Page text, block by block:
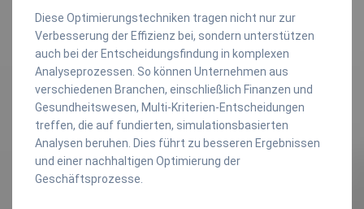
Diese Optimierungstechniken tragen nicht nur zur
Verbesserung der Effizienz bei, sondern unterstützen
auch bei der Entscheidungsfindung in komplexen
Analyseprozessen. So können Unternehmen aus
verschiedenen Branchen, einschließlich Finanzen und
Gesundheitswesen, Multi-Kriterien-Entscheidungen
treffen, die auf fundierten, simulationsbasierten
Analysen beruhen. Dies führt zu besseren Ergebnissen
und einer nachhaltigen Optimierung der
Geschäftsprozesse.